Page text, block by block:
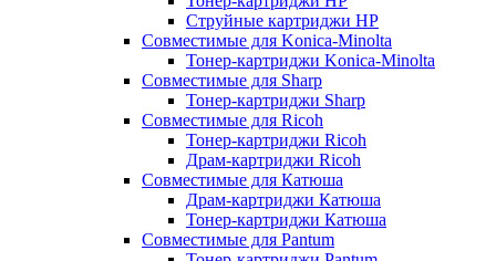
Струйные картриджи HP
Совместимые для Konica-Minolta
Тонер-картриджи Konica-Minolta
Совместимые для Sharp
Тонер-картриджи Sharp
Совместимые для Ricoh
Тонер-картриджи Ricoh
Драм-картриджи Ricoh
Совместимые для Катюша
Драм-картриджи Катюша
Тонер-картриджи Катюша
Совместимые для Pantum